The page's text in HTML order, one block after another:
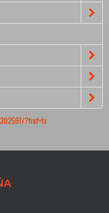
?fref=ts